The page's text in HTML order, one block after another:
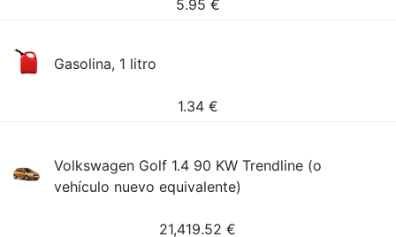
5.95 €
Gasolina, 1 litro
1.34 €
Volkswagen Golf 1.4 90 KW Trendline (o
vehículo nuevo equivalente)
21,419.52 €